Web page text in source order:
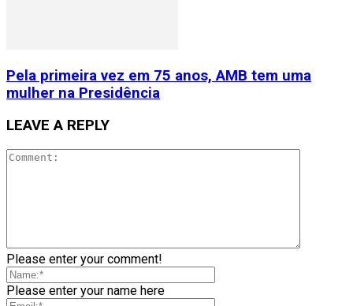
Pela primeira vez em 75 anos, AMB tem uma
mulher na Presidência
LEAVE A REPLY
Please enter your comment!
Please enter your name here